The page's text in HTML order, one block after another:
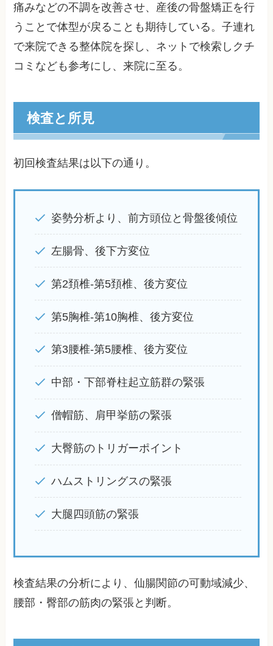
痛みなどの不調を改善させ、産後の骨盤矯正を行
うことで体型が戻ることも期待している。子連れ
で来院できる整体院を探し、ネットで検索しクチ
コミなども参考にし、来院に至る。
検査と所見
初回検査結果は以下の通り。
姿勢分析より、前方頭位と骨盤後傾位
左腸骨、後下方変位
第2頚椎-第5頚椎、後方変位
第5胸椎-第10胸椎、後方変位
第3腰椎-第5腰椎、後方変位
中部・下部脊柱起立筋群の緊張
僧帽筋、肩甲挙筋の緊張
大臀筋のトリガーポイント
ハムストリングスの緊張
大腿四頭筋の緊張
検査結果の分析により、仙腸関節の可動域減少、
腰部・臀部の筋肉の緊張と判断。